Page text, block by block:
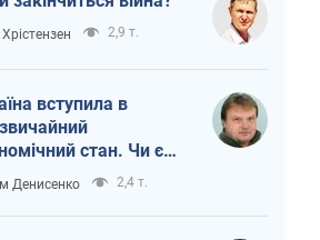
2,9 т.
вступила в
стан. Чи є
вкінці тунелю?
Денисенко 2,4 т.